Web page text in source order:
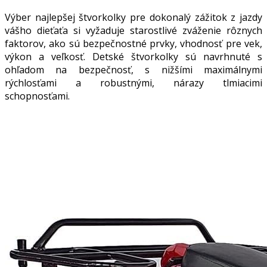
Výber najlepšej štvorkolky pre dokonalý zážitok z jazdy
vášho dieťaťa si vyžaduje starostlivé zváženie rôznych
faktorov, ako sú bezpečnostné prvky, vhodnosť pre vek,
výkon a veľkosť. Detské štvorkolky sú navrhnuté s
ohľadom na bezpečnosť, s nižšími maximálnymi
rýchlosťami a robustnými, nárazy tlmiacimi
schopnosťami.